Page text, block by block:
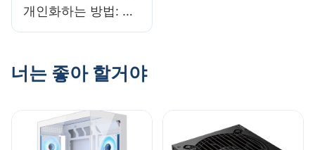
개인화하는 방법: 나
만의 터치를 더하세
너는 좋아 할거야